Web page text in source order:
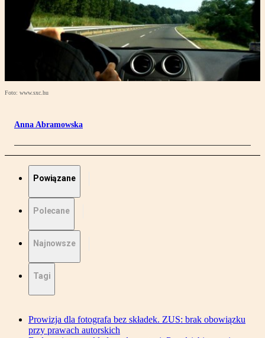
Foto: www.sxc.hu
Anna Abramowska
Powiązane
Polecane
Najnowsze
Tagi
Prowizja dla fotografa bez składek. ZUS: brak obowiązku
przy prawach autorskich